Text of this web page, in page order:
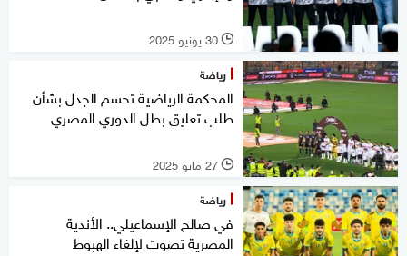
l 30 يونيو 2025
رياضة
المحكمة الرياضية تحسم الجدل بشأن
طلب تعليق بطل الدوري المصري
l 27 مايو 2025
رياضة
في صالح الإسماعيلي.. الأندية
المصرية تصوت لإلغاء الهبوط